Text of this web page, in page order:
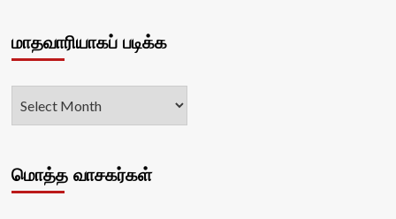
மாதவாரியாகப் படிக்க
மொத்த வாசகர்கள்